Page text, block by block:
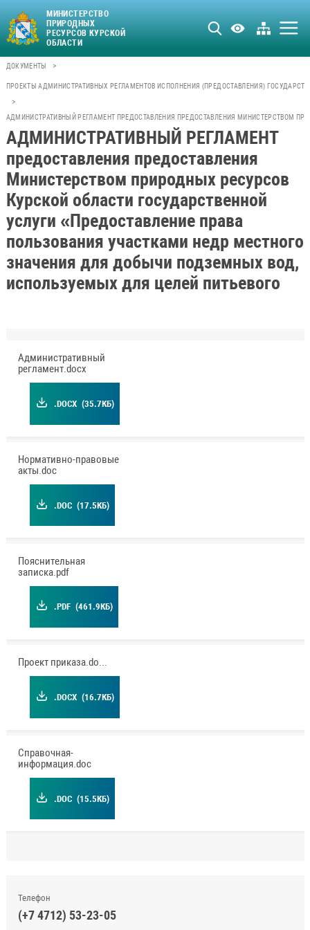
МИНИСТЕРСТВО
ПРИРОДНЫХ
РЕСУРСОВ КУРСКОЙ
ОБЛАСТИ
ДОКУМЕНТЫ >
ПРОЕКТЫ АДМИНИСТРАТИВНЫХ РЕГЛАМЕНТОВ ИСПОЛНЕНИЯ (ПРЕДОСТАВЛЕНИЯ)
>
АДМИНИСТРАТИВНЫЙ РЕГЛАМЕНТ ПРЕДОСТАВЛЕНИЯ ПРЕДОСТАВЛЕНИЯ МИНИСТЕРСТВОМ
АДМИНИСТРАТИВНЫЙ РЕГЛАМЕНТ
предоставления предоставления
Министерством природных ресурсов
Курской области государственной
услуги «Предоставление права
пользования участками недр местного
значения для добычи подземных вод,
используемых для целей питьевого
Административный
регламент.docx
.DOCX (35.7КБ)
Нормативно-правовые
акты.doc
.DOC (17.5КБ)
Пояснительная
записка.pdf
.PDF (461.9КБ)
Проект приказа.docx
.DOCX (16.7КБ)
Справочная-
информация.doc
.DOC (15.5КБ)
Телефон
(+7 4712) 53-23-05